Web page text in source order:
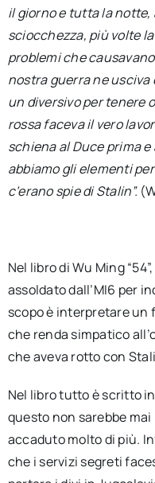
il giorno e tutta la
sciocchezza, più volte
problemi che
nostra guerra ne
un diversivo per tenere
rossa faceva il vero
schiena al Duce prima
abbiamo gli elementi
c’erano spie di Stalin”.
Nel libro di Wu Ming
assoldato dall’MI6 per
scopo è interpretare un
che renda simpatico
che aveva rotto con
Nel libro tutto è scritto
questo non sarebbe
accaduto molto di più.
che i servizi segreti